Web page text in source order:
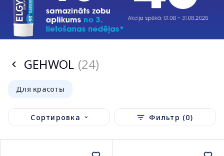
GEHWOL (24)
Для красоты
Сортировка Фильтр (0)